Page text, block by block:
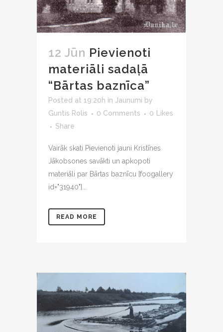
12 Jūn Pievienoti
materiāli sadaļā
“Bārtas baznīca”
Posted at 19:20h in Jaunumi by
Guntis Rolis
0 Comments 0 Likes
Share
Vairāk skati Pievienoti jauni Kristīnes
Jākobsones savākti un apkopoti
materiāli par Bārtas baznīcu [foogallery
id="31940"]...
READ MORE